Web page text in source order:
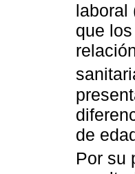
laboral
que
de
Por su